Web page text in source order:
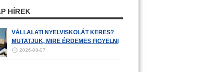
HÍREK
VÁLLALATI NYELVISKOLÁT KERES?
MUTATJUK, MIRE ÉRDEMES FIGYELNI
2026-08-07